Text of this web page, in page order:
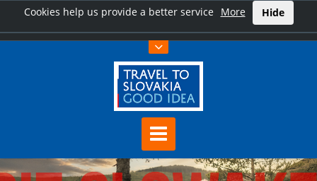
Cookies help us provide a better service More Hide